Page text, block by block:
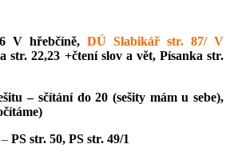
V hřebčíně, DÚ Slabikář str. 87/ V
str. 22,23 +čtení slov a vět, Písanka str.
– sčítání do 20 (sešity mám u sebe),
PS str. 50, PS str. 49/1